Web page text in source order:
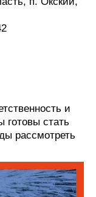
и
стать
рассмотреть